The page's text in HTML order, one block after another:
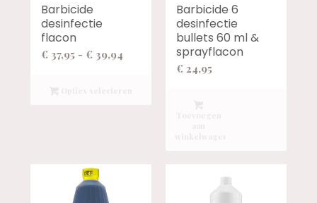
Barbicide
desinfectie
flacon
€ 37,95 - € 39,94 Prijsklasse:
Barbicide 6
desinfectie
bullets 60 ml &
sprayflacon
€ 24,95